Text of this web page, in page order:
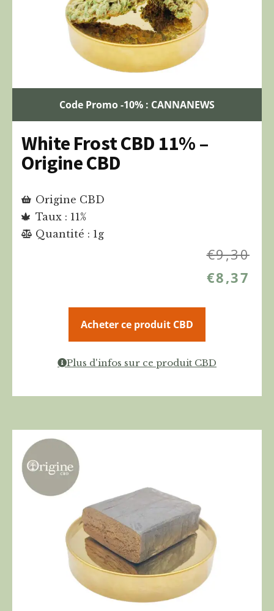
Code Promo -10% : CANNANEWS
White Frost CBD 11% –
Origine CBD
Origine CBD
Taux : 11%
Quantité : 1g
€9,30
€8,37
Acheter ce produit CBD
Plus d'infos sur ce produit CBD